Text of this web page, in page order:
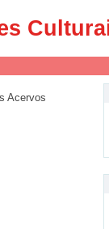
Acervos